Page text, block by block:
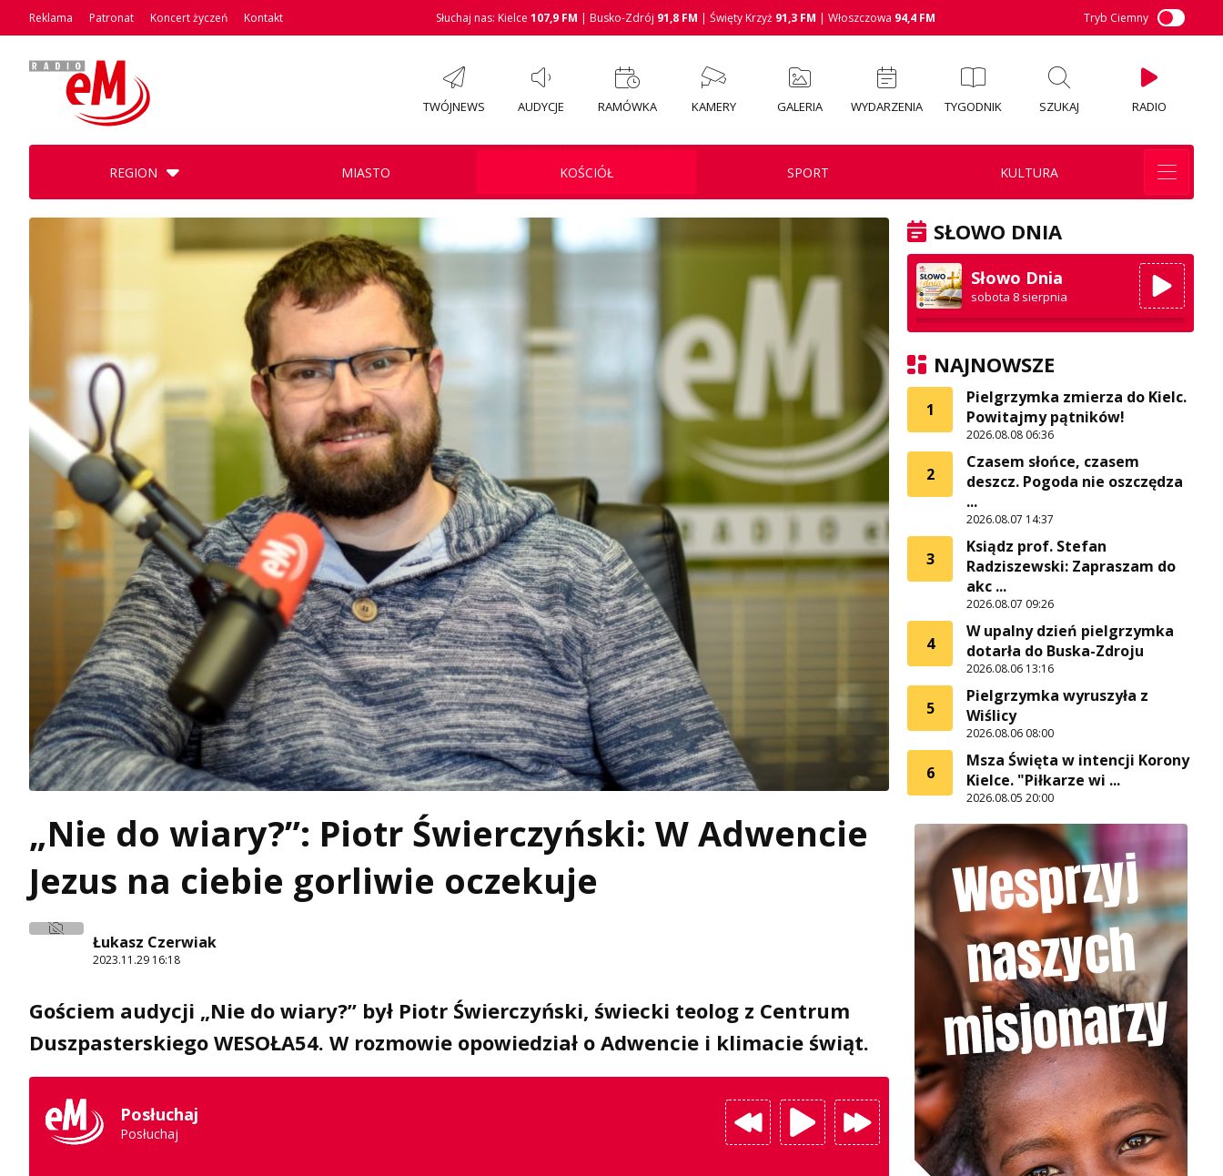
Reklama Patronat Koncert życzeń Kontakt Słuchaj nas: Kielce 107,9 FM | Busko-Zdrój 91,8 FM | Święty Krzyż 91,3 FM | Włoszczowa 94,4 FM Tryb Ciemny
TWÓJNEWS AUDYCJE RAMÓWKA KAMERY GALERIA WYDARZENIA TYGODNIK SZUKAJ RADIO
REGION MIASTO KOŚCIÓŁ SPORT KULTURA
„Nie do wiary?”: Piotr Świerczyński: W Adwencie
Jezus na ciebie gorliwie oczekuje
Łukasz Czerwiak
2023.11.29 16:18
Gościem audycji „Nie do wiary?” był Piotr Świerczyński, świecki teolog z Centrum
Duszpasterskiego WESOŁA54. W rozmowie opowiedział o Adwencie i klimacie świąt.
Posłuchaj
Posłuchaj
SŁOWO DNIA
Słowo Dnia
sobota 8 sierpnia
NAJNOWSZE
1
Pielgrzymka zmierza do Kielc.
Powitajmy pątników!
2026.08.08 06:36
2
Czasem słońce, czasem
deszcz. Pogoda nie oszczędza
...
2026.08.07 14:37
3
Ksiądz prof. Stefan
Radziszewski: Zapraszam do
akc ...
2026.08.07 09:26
4
W upalny dzień pielgrzymka
dotarła do Buska-Zdroju
2026.08.06 13:16
5
Pielgrzymka wyruszyła z
Wiślicy
2026.08.06 08:00
6
Msza Święta w intencji Korony
Kielce. "Piłkarze wi ...
2026.08.05 20:00